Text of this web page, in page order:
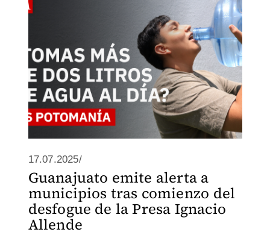
17.07.2025/
Guanajuato emite alerta a
municipios tras comienzo del
desfogue de la Presa Ignacio
Allende